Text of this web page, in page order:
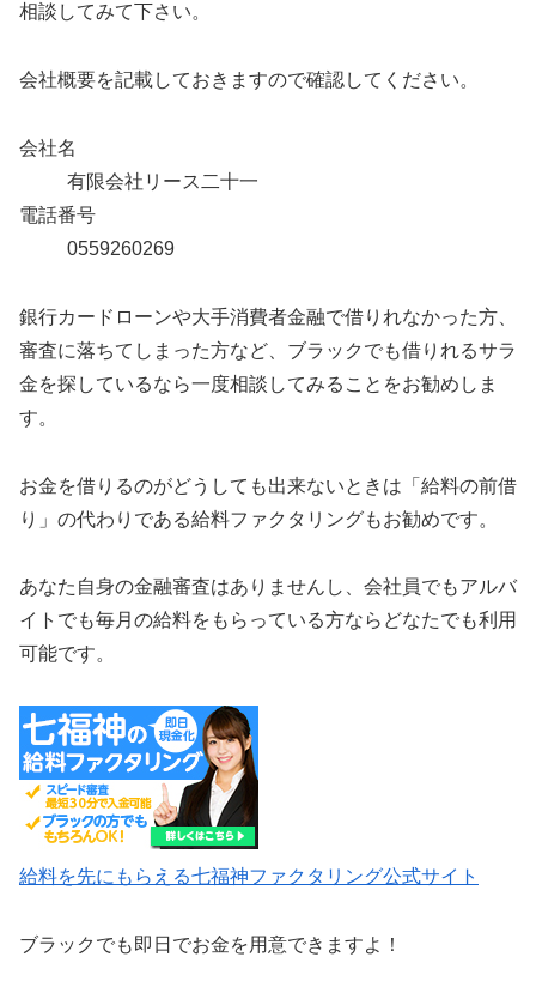
相談してみて下さい。
会社概要を記載しておきますので確認してください。
会社名
有限会社リース二十一
電話番号
0559260269
銀行カードローンや大手消費者金融で借りれなかった方、
審査に落ちてしまった方など、ブラックでも借りれるサラ
金を探しているなら一度相談してみることをお勧めしま
す。
お金を借りるのがどうしても出来ないときは「給料の前借
り」の代わりである給料ファクタリングもお勧めです。
あなた自身の金融審査はありませんし、会社員でもアルバ
イトでも毎月の給料をもらっている方ならどなたでも利用
可能です。
給料を先にもらえる七福神ファクタリング公式サイト
ブラックでも即日でお金を用意できますよ！